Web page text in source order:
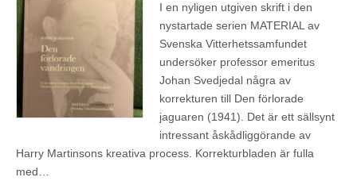
I en nyligen utgiven skrift i den
nystartade serien MATERIAL av
Svenska Vitterhetssamfundet
undersöker professor emeritus
Johan Svedjedal några av
korrekturen till Den förlorade
jaguaren (1941). Det är ett sällsynt
intressant åskådliggörande av
Harry Martinsons kreativa process. Korrekturbladen är fulla
med…